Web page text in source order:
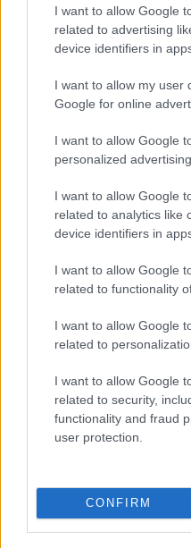
I want to allow Google
related to advertising
device identifiers in
I want to allow my user
Google for online
I want to allow Google
personalized advertising.
I want to allow Google
related to analytics like
device identifiers in
I want to allow Google
related to functionality
I want to allow Google
related to
I want to allow Google
related to security,
functionality and fraud
user protection.
CONFIRM
Deal in place
🇮🇹
New era, soon.
pic.twitter.com/
— Fabrizio
Μετά από 10 χρόνια
στον πάγκο των
τελευταία
σε λίγες μέρες, με
ανατρέψει την
Άρσεναλ και να
κορυφή.
Ρομάνο λοιπόν,
πρώην προπονητή
δείχνουν πως θα